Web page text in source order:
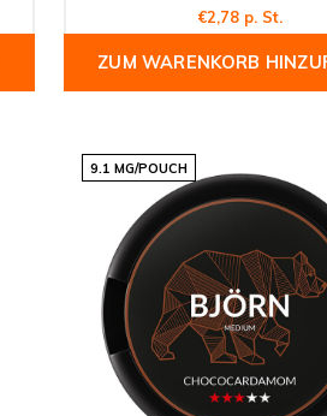
€2,78 p. St.
ZUM WARENKORB
9.1 MG/POUCH